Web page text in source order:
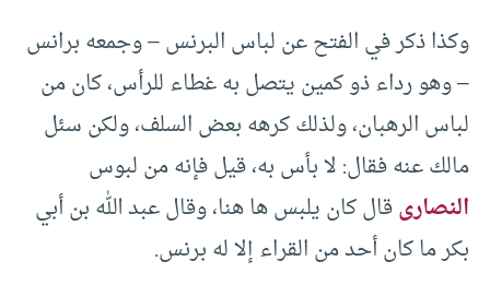
وكذا ذكر في الفتح عن لباس البرنس – وجمعه برانس
– وهو رداء ذو كمين يتصل به غطاء للرأس، كان من
لباس الرهبان، ولذلك كرهه بعض السلف، ولكن سئل
مالك عنه فقال: لا بأس به، قيل فإنه من لبوس
النصارىقال كان يلبس ها هنا، وقال عبد الله بن أبي
بكر ما كان أحد من القراء إلا له برنس.